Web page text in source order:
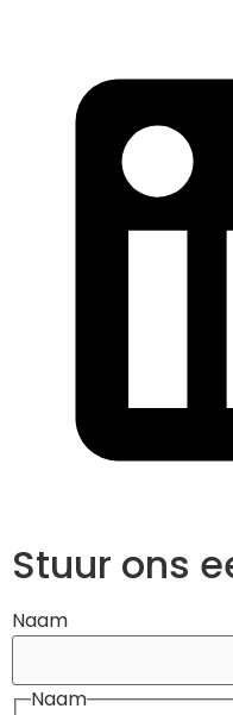
Stuur ons
Naam
Naam